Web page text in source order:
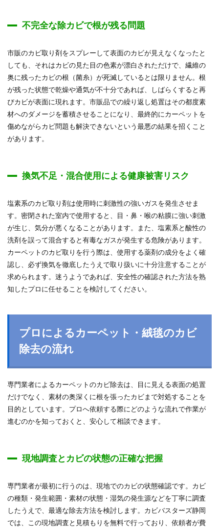
不完全な除カビで根が残る問題
市販のカビ取り剤をスプレーして表面のカビが見えなくなったと
しても、それはカビの見た目の色素が漂白されただけで、繊維の
奥に残ったカビの根（菌糸）が死滅しているとは限りません。根
が残った状態で乾燥や通気が不十分であれば、しばらくすると再
びカビが表面に現れます。市販品での繰り返し処置はその都度素
材へのダメージを蓄積させることになり、最終的にカーペットを
傷めながらカビ問題も解決できないという最悪の結果を招くこと
があります。
換気不足・混合使用による健康被害リスク
塩素系のカビ取り剤は使用時に刺激性の強いガスを発生させま
す。密閉された室内で使用すると、目・鼻・喉の粘膜に強い刺激
が生じ、気分が悪くなることがあります。また、塩素系と酸性の
洗剤を誤って混合すると有毒なガスが発生する危険があります。
カーペットのカビ取りを行う際は、使用する薬剤の成分をよく確
認し、必ず換気を徹底したうえで取り扱いに十分注意することが
求められます。迷うようであれば、安全性の確認された方法を熟
知したプロに任せることを検討してください。
プロによるカーペット・絨毯のカビ
除去の流れ
専門業者によるカーペットのカビ除去は、目に見える表面の処置
だけでなく、素材の奥深くに根を張ったカビまで対処することを
目的としています。プロへ依頼する際にどのような流れで作業が
進むのかを知っておくと、安心して相談できます。
現地調査とカビの状態の正確な把握
専門業者が最初に行うのは、現地でのカビの状態確認です。カビ
の種類・発生範囲・素材の状態・湿気の発生源などを丁寧に調査
したうえで、最適な除去方法を検討します。カビバスターズ静岡
では、この現地調査と見積もりを無料で行っており、依頼者が費